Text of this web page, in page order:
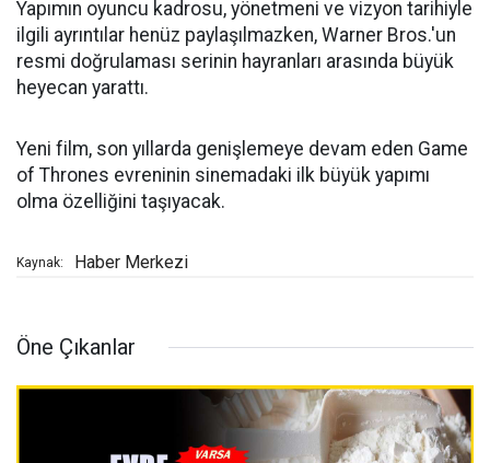
Yapımın oyuncu kadrosu, yönetmeni ve vizyon tarihiyle
ilgili ayrıntılar henüz paylaşılmazken, Warner Bros.'un
resmi doğrulaması serinin hayranları arasında büyük
heyecan yarattı.
Yeni film, son yıllarda genişlemeye devam eden Game
of Thrones evreninin sinemadaki ilk büyük yapımı
olma özelliğini taşıyacak.
Kaynak: Haber Merkezi
Öne Çıkanlar